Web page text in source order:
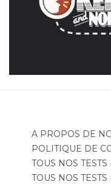
A PROPOS DE
POLITIQUE DE
TOUS NOS
TOUS NOS